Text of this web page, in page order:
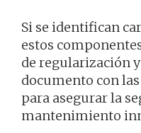
Si se identifican
estos
de regularización
documento con
para asegurar la
mantenimiento